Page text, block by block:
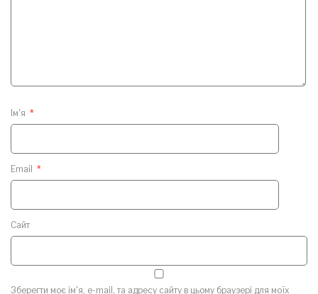
Ім'я *
Email *
Сайт
Зберегти моє ім'я, e-mail, та адресу сайту в цьому браузері для моїх